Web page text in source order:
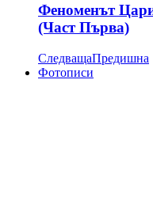
Феноменът
(Част Първа)
СледващаПредишна
Фотописи